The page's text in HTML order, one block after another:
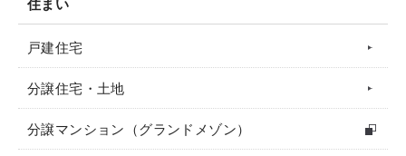
戸建住宅
分譲住宅・土地
分譲マンション（グランドメゾン）